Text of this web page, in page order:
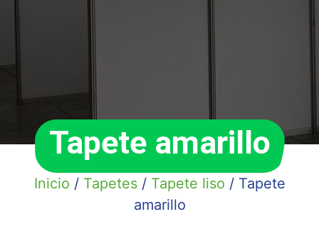
Tapete amarillo
Inicio / Tapetes/ Tapete liso / Tapete
amarillo